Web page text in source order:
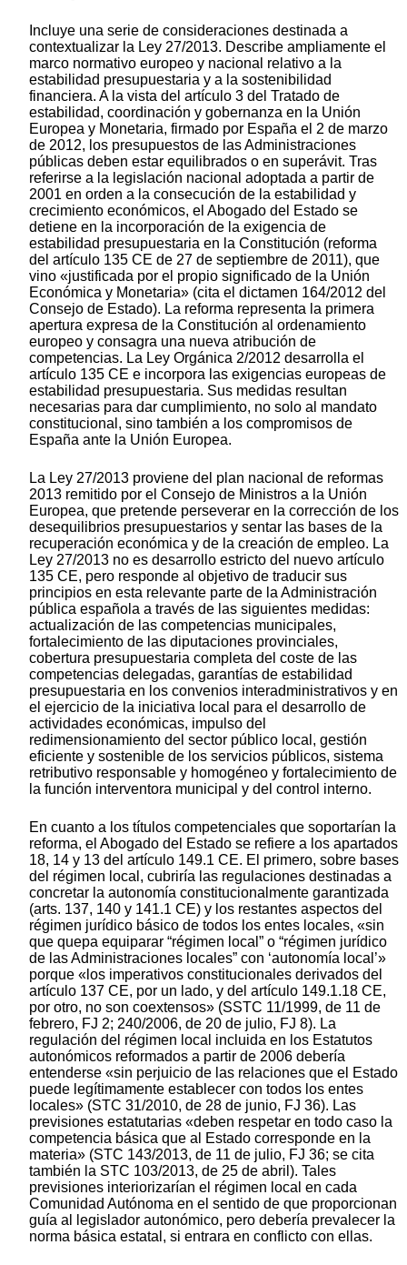
Incluye una serie de consideraciones destinada a
contextualizar la Ley 27/2013. Describe ampliamente el
marco normativo europeo y nacional relativo a la
estabilidad presupuestaria y a la sostenibilidad
financiera. A la vista del artículo 3 del Tratado de
estabilidad, coordinación y gobernanza en la Unión
Europea y Monetaria, firmado por España el 2 de marzo
de 2012, los presupuestos de las Administraciones
públicas deben estar equilibrados o en superávit. Tras
referirse a la legislación nacional adoptada a partir de
2001 en orden a la consecución de la estabilidad y
crecimiento económicos, el Abogado del Estado se
detiene en la incorporación de la exigencia de
estabilidad presupuestaria en la Constitución (reforma
del artículo 135 CE de 27 de septiembre de 2011), que
vino «justificada por el propio significado de la Unión
Económica y Monetaria» (cita el dictamen 164/2012 del
Consejo de Estado). La reforma representa la primera
apertura expresa de la Constitución al ordenamiento
europeo y consagra una nueva atribución de
competencias. La Ley Orgánica 2/2012 desarrolla el
artículo 135 CE e incorpora las exigencias europeas de
estabilidad presupuestaria. Sus medidas resultan
necesarias para dar cumplimiento, no solo al mandato
constitucional, sino también a los compromisos de
España ante la Unión Europea.
La Ley 27/2013 proviene del plan nacional de reformas
2013 remitido por el Consejo de Ministros a la Unión
Europea, que pretende perseverar en la corrección de los
desequilibrios presupuestarios y sentar las bases de la
recuperación económica y de la creación de empleo. La
Ley 27/2013 no es desarrollo estricto del nuevo artículo
135 CE, pero responde al objetivo de traducir sus
principios en esta relevante parte de la Administración
pública española a través de las siguientes medidas:
actualización de las competencias municipales,
fortalecimiento de las diputaciones provinciales,
cobertura presupuestaria completa del coste de las
competencias delegadas, garantías de estabilidad
presupuestaria en los convenios interadministrativos y en
el ejercicio de la iniciativa local para el desarrollo de
actividades económicas, impulso del
redimensionamiento del sector público local, gestión
eficiente y sostenible de los servicios públicos, sistema
retributivo responsable y homogéneo y fortalecimiento de
la función interventora municipal y del control interno.
En cuanto a los títulos competenciales que soportarían la
reforma, el Abogado del Estado se refiere a los apartados
18, 14 y 13 del artículo 149.1 CE. El primero, sobre bases
del régimen local, cubriría las regulaciones destinadas a
concretar la autonomía constitucionalmente garantizada
(arts. 137, 140 y 141.1 CE) y los restantes aspectos del
régimen jurídico básico de todos los entes locales, «sin
que quepa equiparar “régimen local” o “régimen jurídico
de las Administraciones locales” con ‘autonomía local’»
porque «los imperativos constitucionales derivados del
artículo 137 CE, por un lado, y del artículo 149.1.18 CE,
por otro, no son coextensos» (SSTC 11/1999, de 11 de
febrero, FJ 2; 240/2006, de 20 de julio, FJ 8). La
regulación del régimen local incluida en los Estatutos
autonómicos reformados a partir de 2006 debería
entenderse «sin perjuicio de las relaciones que el Estado
puede legítimamente establecer con todos los entes
locales» (STC 31/2010, de 28 de junio, FJ 36). Las
previsiones estatutarias «deben respetar en todo caso la
competencia básica que al Estado corresponde en la
materia» (STC 143/2013, de 11 de julio, FJ 36; se cita
también la STC 103/2013, de 25 de abril). Tales
previsiones interiorizarían el régimen local en cada
Comunidad Autónoma en el sentido de que proporcionan
guía al legislador autonómico, pero debería prevalecer la
norma básica estatal, si entrara en conflicto con ellas.